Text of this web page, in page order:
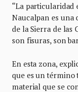
“La particularidad
Naucalpan es una
de la Sierra de las
son fisuras, son
En esta zona,
que es un término
material que se